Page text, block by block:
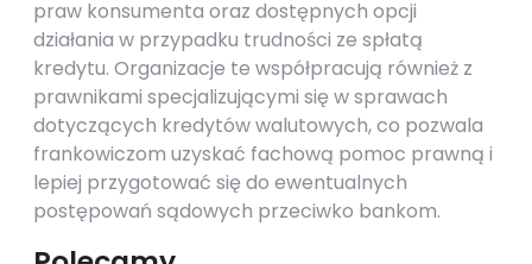
praw konsumenta oraz dostępnych opcji
działania w przypadku trudności ze spłatą
kredytu. Organizacje te współpracują również z
prawnikami specjalizującymi się w sprawach
dotyczących kredytów walutowych, co pozwala
frankowiczom uzyskać fachową pomoc prawną i
lepiej przygotować się do ewentualnych
postępowań sądowych przeciwko bankom.